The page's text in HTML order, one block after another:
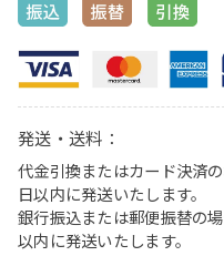
発送・送料：
代金引換またはカード決済
日以内に発送いたします。
銀行振込または郵便振替の
以内に発送いたします。